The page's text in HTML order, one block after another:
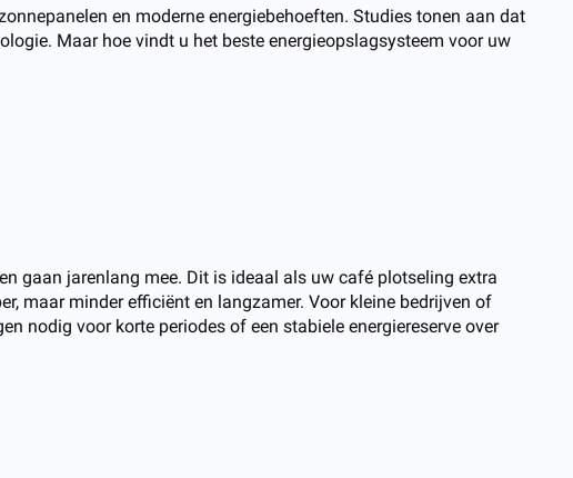
en moderne energiebehoeften. Studies tonen aan dat
Maar hoe vindt u het beste energieopslagsysteem voor uw
gaan jarenlang mee. Dit is ideaal als uw café plotseling extra
maar minder efficiënt en langzamer. Voor kleine bedrijven of
nodig voor korte periodes of een stabiele energiereserve over